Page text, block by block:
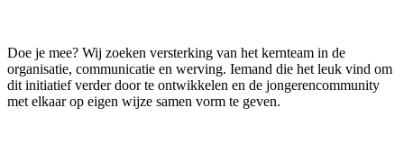
Doe je mee? Wij zoeken versterking van het kernteam in de
organisatie, communicatie en werving. Iemand die het leuk vind om
dit initiatief verder door te ontwikkelen en de jongerencommunity
met elkaar op eigen wijze samen vorm te geven.